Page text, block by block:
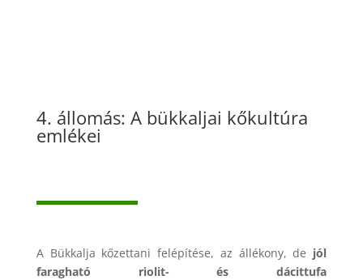
4. állomás: A bükkaljai kőkultúra
emlékei
A Bükkalja kőzettani felépítése, az állékony, de jól
faragható riolit- és dácittufa